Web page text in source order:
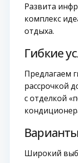
Развита
комплекс
отдыха.
Гибкие
Предлагаем
рассрочкой
с отделкой
Широкий